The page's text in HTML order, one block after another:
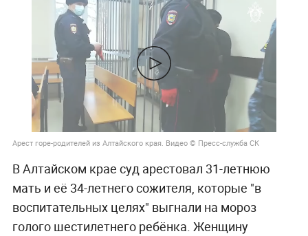
Арест горе-родителей из Алтайского края. Видео © Пресс-служба СК
В Алтайском крае суд арестовал 31-летнюю
мать и её 34-летнего сожителя, которые "в
воспитательных целях" выгнали на мороз
голого шестилетнего ребёнка. Женщину